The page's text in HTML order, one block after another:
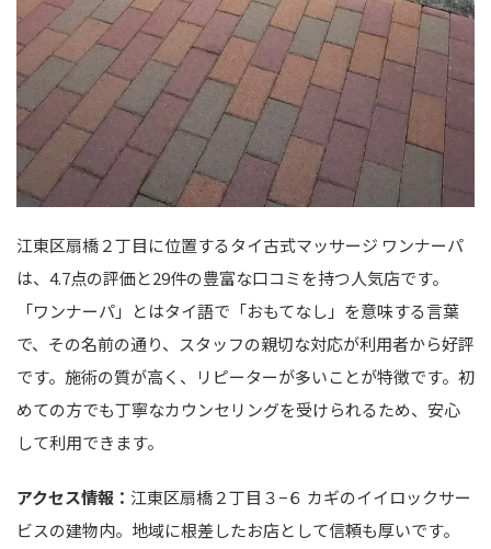
江東区扇橋２丁目に位置するタイ古式マッサージ ワンナーパ
は、4.7点の評価と29件の豊富な口コミを持つ人気店です。
「ワンナーパ」とはタイ語で「おもてなし」を意味する言葉
で、その名前の通り、スタッフの親切な対応が利用者から好評
です。施術の質が高く、リピーターが多いことが特徴です。初
めての方でも丁寧なカウンセリングを受けられるため、安心
して利用できます。
アクセス情報： 江東区扇橋２丁目３−６ カギのイイロックサー
ビスの建物内。地域に根差したお店として信頼も厚いです。